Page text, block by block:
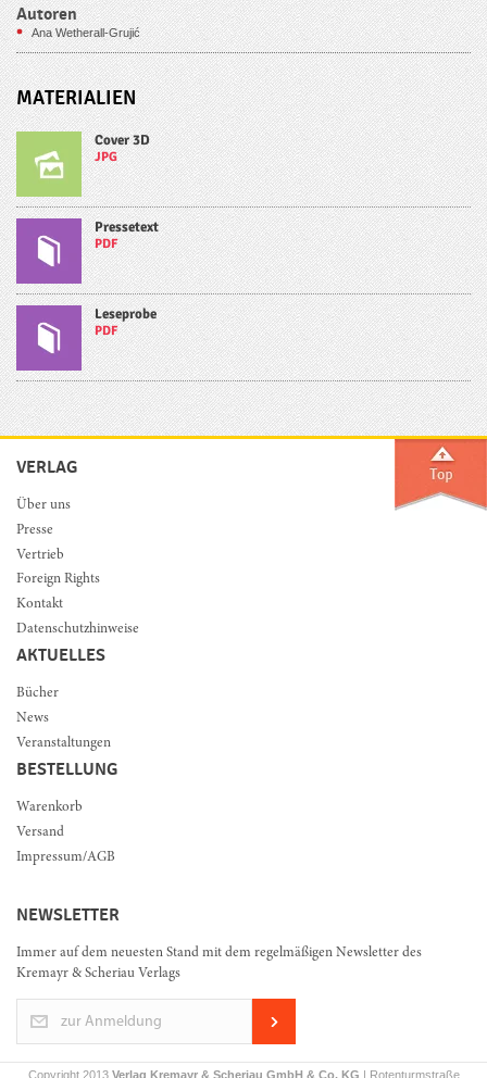
Autoren
Ana Wetherall-Grujić
MATERIALIEN
Cover 3D
JPG
Pressetext
PDF
Leseprobe
PDF
VERLAG
Über uns
Presse
Vertrieb
Foreign Rights
Kontakt
Datenschutzhinweise
AKTUELLES
Bücher
News
Veranstaltungen
BESTELLUNG
Warenkorb
Versand
Impressum/AGB
NEWSLETTER
Immer auf dem neuesten Stand mit dem regelmäßigen Newsletter des
Kremayr & Scheriau Verlags
zur Anmeldung
Copyright 2013 Verlag Kremayr & Scheriau GmbH & Co. KG | Rotenturmstraße